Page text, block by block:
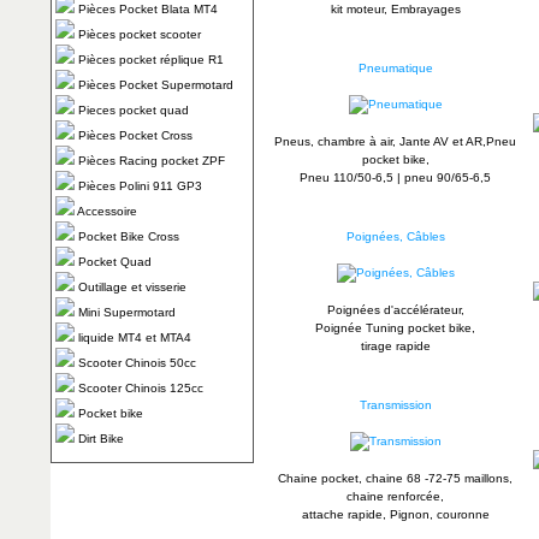
Pièces Pocket Blata MT4
Pièces pocket scooter
Pièces pocket réplique R1
Pièces Pocket Supermotard
Pieces pocket quad
Pièces Pocket Cross
Pièces Racing pocket ZPF
Pièces Polini 911 GP3
Accessoire
Pocket Bike Cross
Pocket Quad
Outillage et visserie
Mini Supermotard
liquide MT4 et MTA4
Scooter Chinois 50cc
Scooter Chinois 125cc
Pocket bike
Dirt Bike
kit moteur, Embrayages
Pneumatique
Pneus, chambre à air, Jante AV et AR,Pneu
pocket bike,
Pneu 110/50-6,5 | pneu 90/65-6,5
Poignées, Câbles
Poignées d'accélérateur,
Poignée Tuning pocket bike,
tirage rapide
Transmission
Chaine pocket, chaine 68 -72-75 maillons,
chaine renforcée,
attache rapide, Pignon, couronne